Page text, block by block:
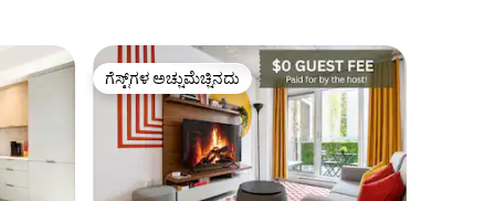
ಗೆಸ್ಟ್‌ಗಳ ಅಚ್ಚುಮೆಚ್ಚಿನದು
ಗೆಸ್ಟ್‌ಗಳ ಅಚ್ಚುಮೆಚ್ಚಿನದು